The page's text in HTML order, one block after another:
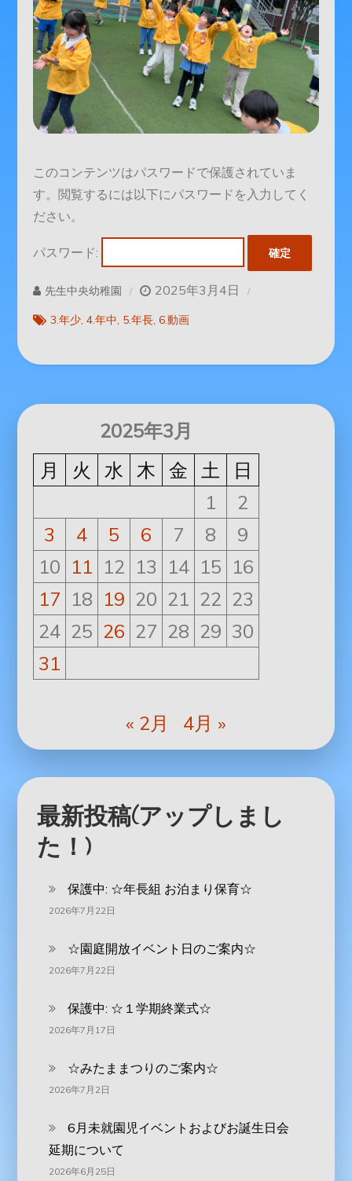
このコンテンツはパスワードで保護されていま
す。閲覧するには以下にパスワードを入力してく
ださい。
パスワード:
先生中央幼稚園 2025年3月4日
3.年少 4.年中 5.年長 6.動画
2025年3月
月
火 水 木 金 土
日
1
2
3
4 5 6 7 8
9
10 11 12 13 14 15 16
17 18 19 20 21 22 23
24 25 26 27 28 29 30
31
« 2月 4月 »
最新投稿(アップしまし
た！)
保護中: ‪☆年長組 お泊まり保育☆
2026年7月22日
☆園庭開放イベント日のご案内☆
2026年7月22日
保護中: ☆１学期終業式☆
2026年7月17日
☆みたままつりのご案内☆
2026年7月2日
6月未就園児イベントおよびお誕生日会
延期について
2026年6月25日